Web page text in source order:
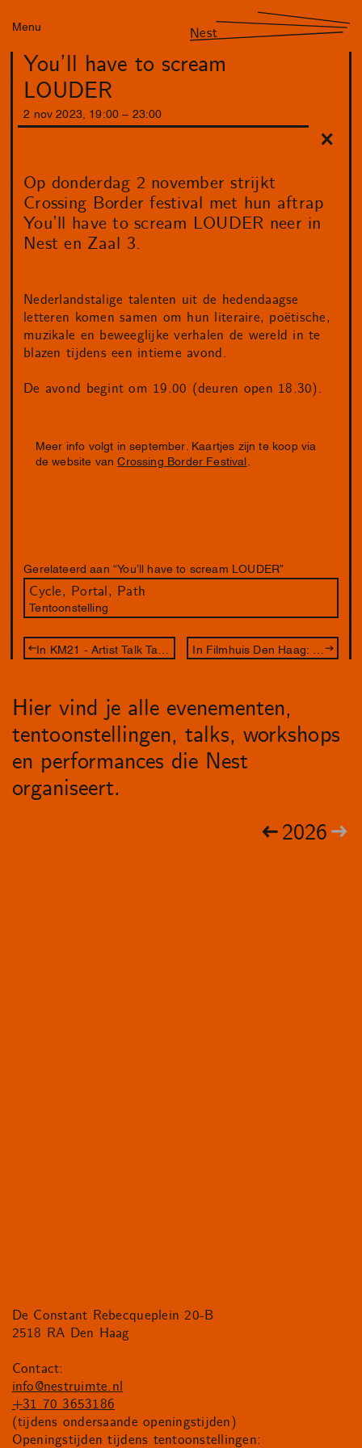
Menu Nest
You’ll have to scream
LOUDER
2 nov 2023 19 :00 23 :00
Op donderdag 2 november strijkt
Crossing Border festival met hun aftrap
You’ll have to scream LOUDER neer in
Nest en Zaal 3.
Nederlandstalige talenten uit de hedendaagse
letteren komen samen om hun literaire, poëtische,
muzikale en beweeglijke verhalen de wereld in te
blazen tijdens een intieme avond.
De avond begint om 19.00 (deuren open 18.30).
Meer info volgt in september. Kaartjes zijn te koop via
de website vanCrossing Border Festival
Gerelateerd aan “You’ll have to scream LOUDER”
Cycle, Portal, Path
Tentoonstelling
Hier vind je alle evenementen,
tentoonstellingen, talks, workshops
en performances die Nest
organiseert.
2026
De Constant Rebecqueplein 20-B
2518 RA Den Haag
Contact:
info@nestruimte.nl
+31 70 3653186
(tijdens ondersaande openingstijden)
Openingstijden tijdens tentoonstellingen: